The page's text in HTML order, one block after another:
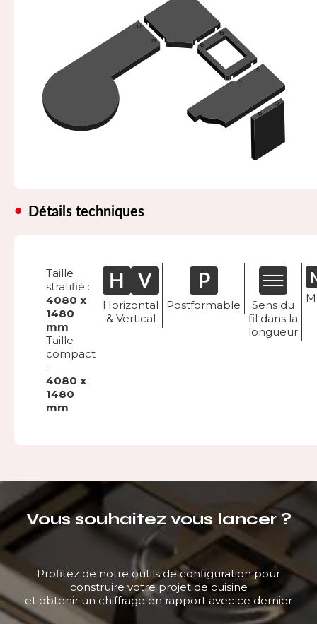
Détails techniques
Taille
stratifié :
4080 x
1480
mm
Taille
compact
:
4080 x
1480
mm
Horizontal
& Vertical
Postformable
Sens du
fil dans la
longueur
Vous souhaitez vous lancer ?
Profitez de notre outils de configuration pour
construire votre projet de cuisine
et obtenir un chiffrage en rapport avec ce dernier